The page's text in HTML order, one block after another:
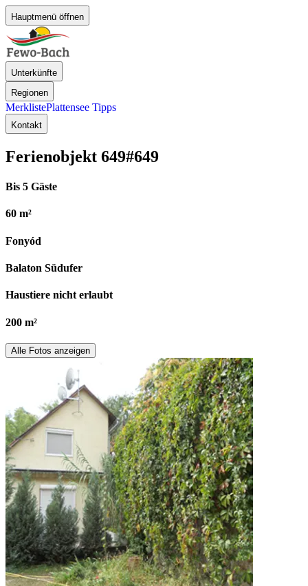
Hauptmenü öffnen
Unterkünfte
Regionen
MerklistePlattensee Tipps
Kontakt
Ferienobjekt 649#649
Bis 5 Gäste
60 m²
Fonyód
Balaton Südufer
Haustiere nicht erlaubt
200 m²
Alle Fotos anzeigen